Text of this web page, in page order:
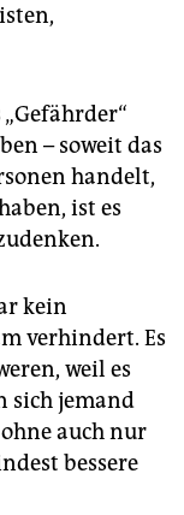
– soweit das
handelt,
ist es
kein
verhindert. Es
weil es
sich jemand
auch nur
bessere